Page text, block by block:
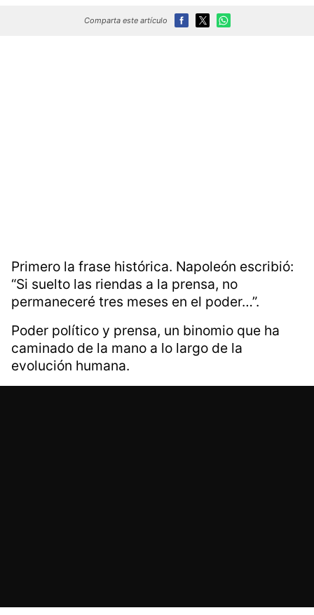
Comparta este artículo
Primero la frase histórica. Napoleón escribió:
“Si suelto las riendas a la prensa, no
permaneceré tres meses en el poder…”.
Poder político y prensa, un binomio que ha
caminado de la mano a lo largo de la
evolución humana.